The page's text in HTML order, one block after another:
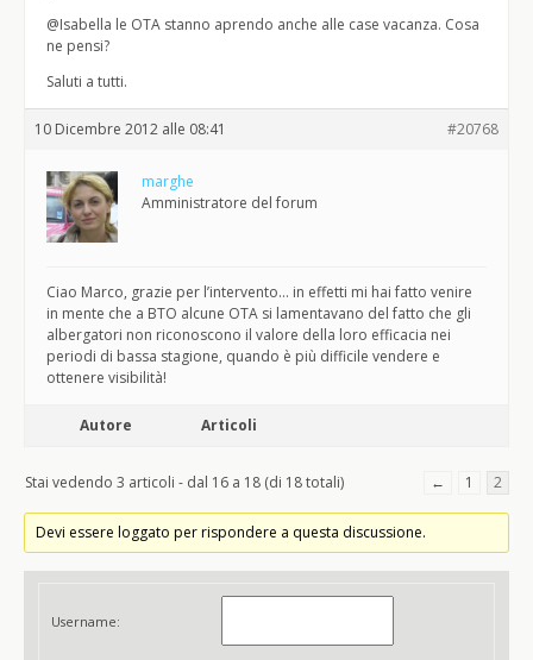
@Isabella le OTA stanno aprendo anche alle case vacanza. Cosa
ne pensi?
Saluti a tutti.
10 Dicembre 2012 alle 08:41 #20768
marghe
Amministratore del forum
Ciao Marco, grazie per l’intervento… in effetti mi hai fatto venire
in mente che a BTO alcune OTA si lamentavano del fatto che gli
albergatori non riconoscono il valore della loro efficacia nei
periodi di bassa stagione, quando è più difficile vendere e
ottenere visibilità!
Autore Articoli
Stai vedendo 3 articoli - dal 16 a 18 (di 18 totali) ← 1 2
Devi essere loggato per rispondere a questa discussione.
Username: